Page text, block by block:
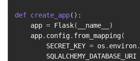
def create_app( ) :
    app
= Flask( __name__
)
    app
. config. from_mapping(
        SECRET_KEY
= os . environ.
        SQLALCHEMY_DATABASE_URI